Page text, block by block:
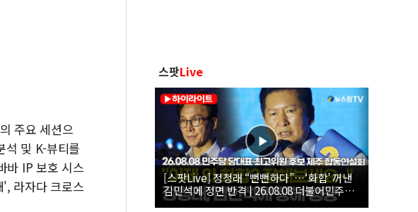
주요 세션으
석 및 K-뷰티를
바 IP 보호 시스
라자다 크로스
스팟Live
[스팟Live] 정청래 “뻔뻔하다”…‘화합’ 꺼낸
김민석에 정면 반격 | 26.08.08 더불어민주당
당대표·최고위원 후보 제주 합동연설회